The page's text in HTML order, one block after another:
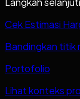
Cek Estimasi
Bandingkan titik
Portofolio
Lihat konteks